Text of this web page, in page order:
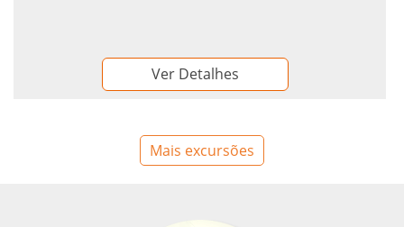
Ver Detalhes
Mais excursões